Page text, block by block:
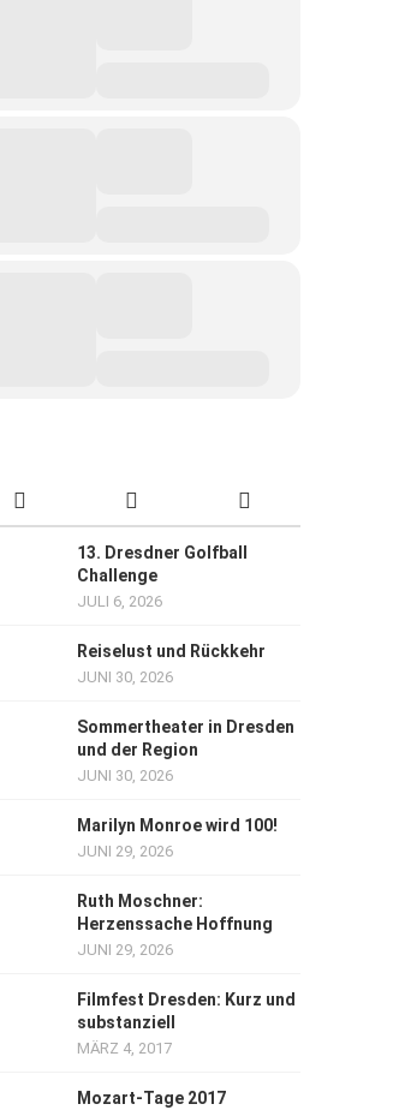
13. Dresdner Golfball
Challenge
JULI 6, 2026
Reiselust und Rückkehr
JUNI 30, 2026
Sommertheater in Dresden
und der Region
JUNI 30, 2026
Marilyn Monroe wird 100!
JUNI 29, 2026
Ruth Moschner:
Herzenssache Hoffnung
JUNI 29, 2026
Filmfest Dresden: Kurz und
substanziell
MÄRZ 4, 2017
Mozart-Tage 2017